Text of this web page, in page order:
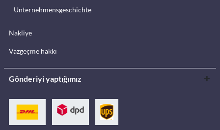
Unternehmensgeschichte
Nakliye
Vazgeçme hakkı
Gönderiyi yaptığımız